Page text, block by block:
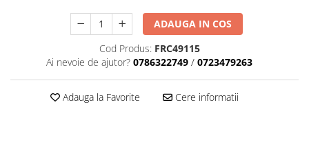
Aparatori noroi bicicleta
Computer bicicleta
ADAUGA IN COS
Cod Produs: FRC49115
Ai nevoie de ajutor? 0786322749 / 0723479263
Adauga la Favorite Cere informatii